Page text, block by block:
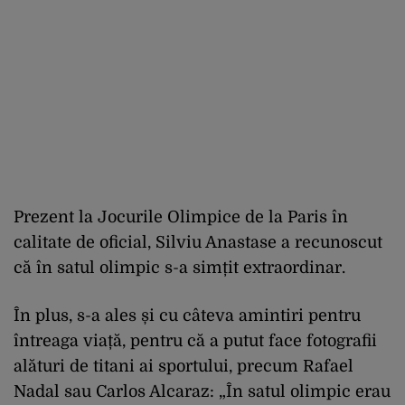
Prezent la Jocurile Olimpice de la Paris în
calitate de oficial, Silviu Anastase a recunoscut
că în satul olimpic s-a simțit extraordinar.
În plus, s-a ales și cu câteva amintiri pentru
întreaga viață, pentru că a putut face fotografii
alături de titani ai sportului, precum Rafael
Nadal sau Carlos Alcaraz: „În satul olimpic erau